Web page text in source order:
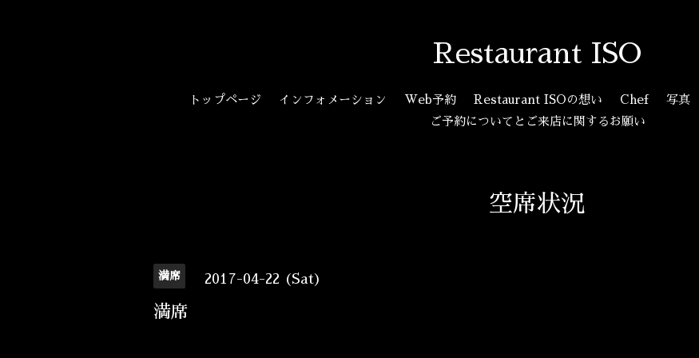
Restaurant ISO
トップページ インフォメーション Web予約 Restaurant ISOの想い Chef 写真
ご予約についてとご来店に関するお願い
空席状況
満席 2017-04-22 (Sat)
満席